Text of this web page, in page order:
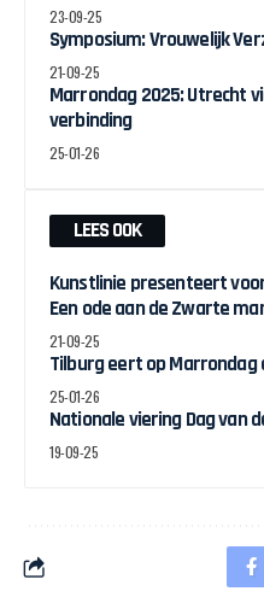
23-09-25
Symposium: Vrouwelijk
21-09-25
Marrondag 2025: Utrecht
verbinding
25-01-26
LEES OOK
Kunstlinie presenteert
Een ode aan de Zwarte
21-09-25
Tilburg eert op Marrondag
25-01-26
Nationale viering Dag van
19-09-25